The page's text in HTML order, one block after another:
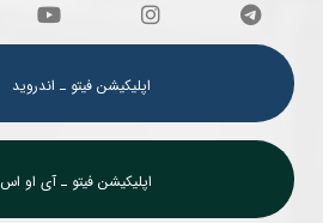
اپلیکیشن فیتو ـ اندروید
اپلیکیشن فیتو ـ آی او اس